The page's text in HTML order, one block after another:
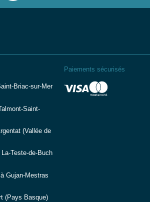
Briac-sur-Mer
Saint-
(Vallée de
Teste-de-Buch
Gujan-Mestras
(Pays Basque)
Paiements sécurisés